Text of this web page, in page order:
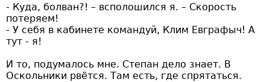
- Куда, болван?! – всполошился я. – Скорость
потеряем!
- У себя в кабинете командуй, Клим Евграфыч! А
тут - я!
И то, подумалось мне. Степан дело знает. В
Оскольники рвётся. Там есть, где спрятаться.